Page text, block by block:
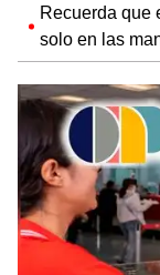
Recuerda que
solo en las